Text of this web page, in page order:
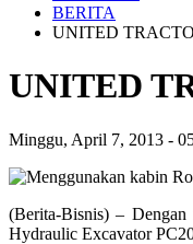
BERITA
UNITED
UNITED
Minggu, April 7, 2013 -
(Berita-Bisnis) – Dengan
Hydraulic Excavator